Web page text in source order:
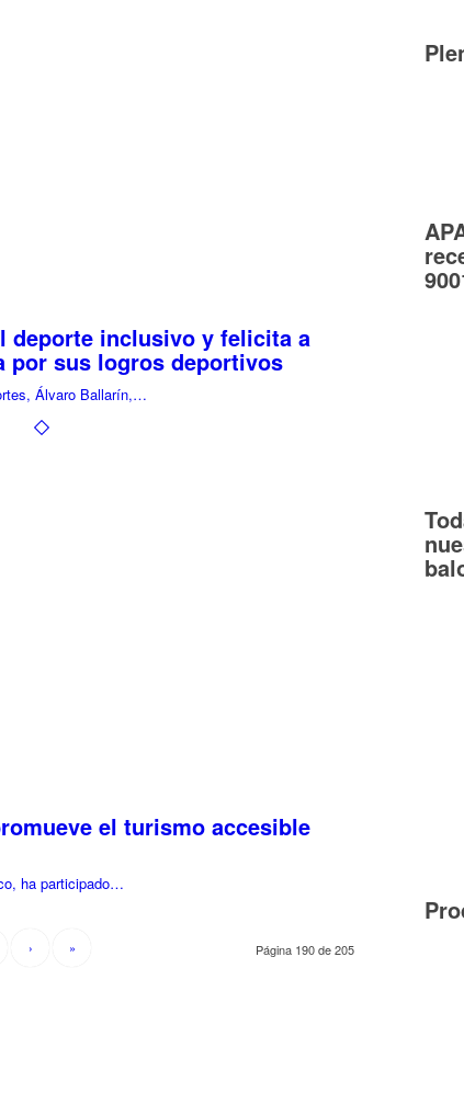
deporte inclusivo y felicita a
por sus logros deportivos
Álvaro Ballarín,…
el turismo accesible
ha participado…
Página 190 de 205
› »